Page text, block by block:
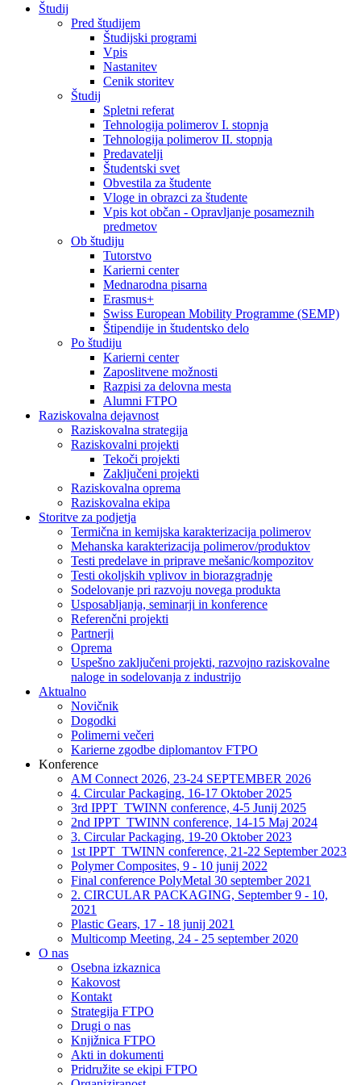
Študij
Pred študijem
Študijski programi
Vpis
Nastanitev
Cenik storitev
Študij
Spletni referat
Tehnologija polimerov I. stopnja
Tehnologija polimerov II. stopnja
Predavatelji
Študentski svet
Obvestila za študente
Vloge in obrazci za študente
Vpis kot občan - Opravljanje posameznih
predmetov
Ob študiju
Tutorstvo
Karierni center
Mednarodna pisarna
Erasmus+
Swiss European Mobility Programme (SEMP)
Štipendije in študentsko delo
Po študiju
Karierni center
Zaposlitvene možnosti
Razpisi za delovna mesta
Alumni FTPO
Raziskovalna dejavnost
Raziskovalna strategija
Raziskovalni projekti
Tekoči projekti
Zaključeni projekti
Raziskovalna oprema
Raziskovalna ekipa
Storitve za podjetja
Termična in kemijska karakterizacija polimerov
Mehanska karakterizacija polimerov/produktov
Testi predelave in priprave mešanic/kompozitov
Testi okoljskih vplivov in biorazgradnje
Sodelovanje pri razvoju novega produkta
Usposabljanja, seminarji in konference
Referenčni projekti
Partnerji
Oprema
Uspešno zaključeni projekti, razvojno raziskovalne
naloge in sodelovanja z industrijo
Aktualno
Novičnik
Dogodki
Polimerni večeri
Karierne zgodbe diplomantov FTPO
Konference
AM Connect 2026, 23-24 SEPTEMBER 2026
4. Circular Packaging, 16-17 Oktober 2025
3rd IPPT_TWINN conference, 4-5 Junij 2025
2nd IPPT_TWINN conference, 14-15 Maj 2024
3. Circular Packaging, 19-20 Oktober 2023
1st IPPT_TWINN conference, 21-22 September 2023
Polymer Composites, 9 - 10 junij 2022
Final conference PolyMetal 30 september 2021
2. CIRCULAR PACKAGING, September 9 - 10,
2021
Plastic Gears, 17 - 18 junij 2021
Multicomp Meeting, 24 - 25 september 2020
O nas
Osebna izkaznica
Kakovost
Kontakt
Strategija FTPO
Drugi o nas
Knjižnica FTPO
Akti in dokumenti
Pridružite se ekipi FTPO